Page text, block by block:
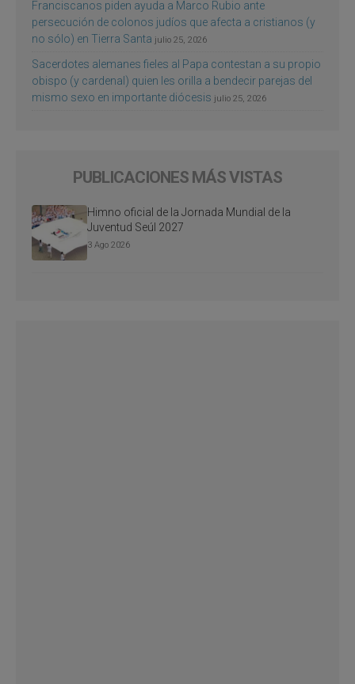
Franciscanos piden ayuda a Marco Rubio ante
persecución de colonos judíos que afecta a cristianos (y
no sólo) en Tierra Santa julio 25, 2026
Sacerdotes alemanes fieles al Papa contestan a su propio
obispo (y cardenal) quien les orilla a bendecir parejas del
mismo sexo en importante diócesis julio 25, 2026
PUBLICACIONES MÁS VISTAS
Himno oficial de la Jornada Mundial de la
Juventud Seúl 2027
3 Ago 2026